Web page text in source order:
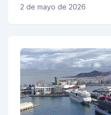
2 de mayo de 2026